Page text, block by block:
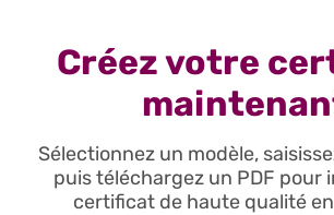
Créez votre
Sélectionnez un modèle,
puis téléchargez un PDF pour
certificat de haute qualité